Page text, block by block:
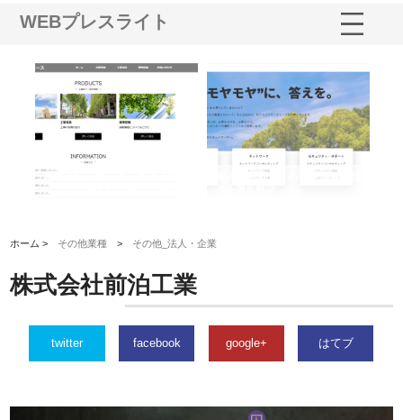
WEBプレスライト
イトが提供する充実した情報内
株式会社ＣＳＡの事業内容と強
ホーム > その他業種 > その他_法人・企業
株式会社前泊工業
twitter facebook google+ はてブ